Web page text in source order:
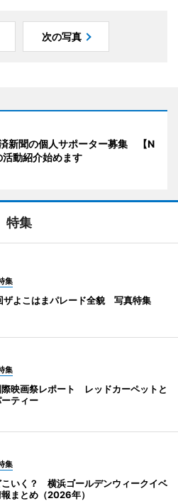
次の写真
新聞の個人サポーター募集 【N
動紹介始めます
特集
集
ザよこはまパレード全貌 写真特集
集
映画祭レポート レッドカーペットと
ティー
集
こいく？ 横浜ゴールデンウィークイベ
まとめ（2026年）